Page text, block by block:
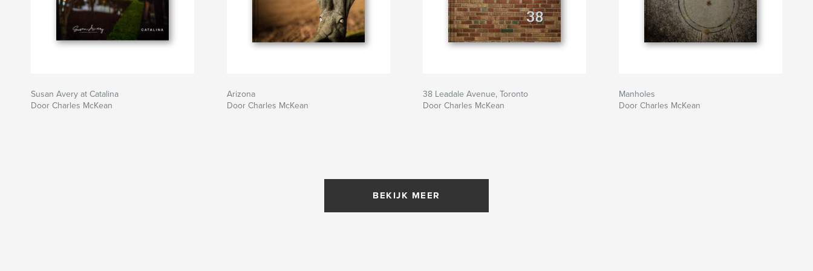
Susan Avery at Catalina
Door Charles McKean
Arizona
Door Charles McKean
38 Leadale Avenue, Toronto
Door Charles McKean
Manholes
Door Charles McKean
BEKIJK MEER